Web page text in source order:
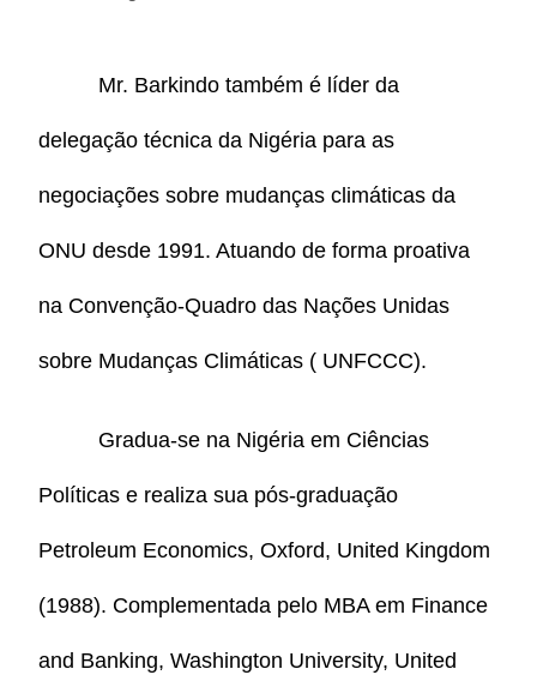
Mr. Barkindo também é líder da
delegação técnica da Nigéria para as
negociações sobre mudanças climáticas da
ONU desde 1991. Atuando de forma proativa
na Convenção-Quadro das Nações Unidas
sobre Mudanças Climáticas ( UNFCCC).
Gradua-se na Nigéria em Ciências
Políticas e realiza sua pós-graduação
Petroleum Economics, Oxford, United Kingdom
(1988). Complementada pelo MBA em Finance
and Banking, Washington University, United